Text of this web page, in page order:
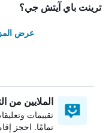
ترينت باي آيتش جي؟
عرض
الملايين من
تقييمات
تمامًا. احجز